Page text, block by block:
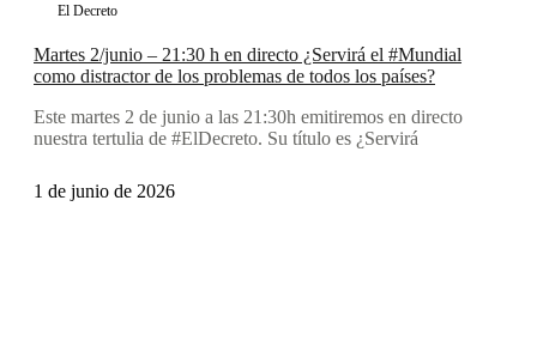
El Decreto
Martes 2/junio – 21:30 h en directo ¿Servirá el #Mundial
como distractor de los problemas de todos los países?
Este martes 2 de junio a las 21:30h emitiremos en directo
nuestra tertulia de #ElDecreto. Su título es ¿Servirá
1 de junio de 2026